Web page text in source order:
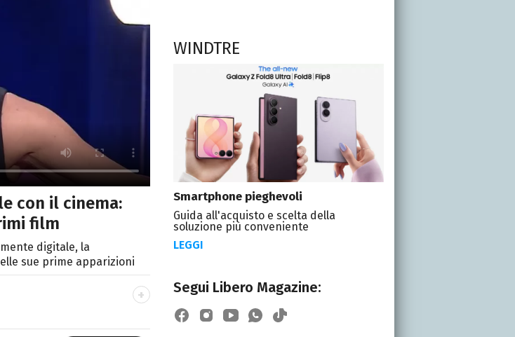
con il cinema:
film
digitale, la
sue prime apparizioni
WINDTRE
Smartphone pieghevoli
Guida all'acquisto e scelta della
soluzione più conveniente
LEGGI
Segui Libero Magazine: